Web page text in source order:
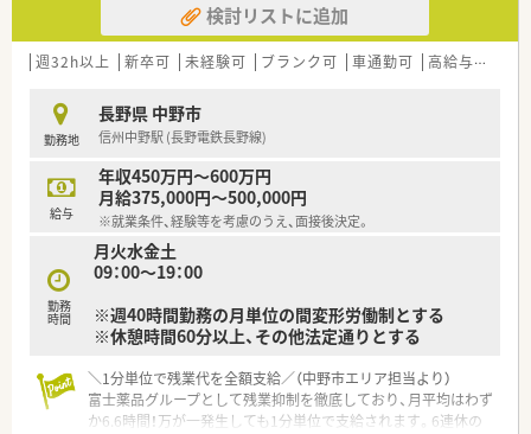
検討リストに追加
週32h以上 新卒可 未経験可 ブランク可 車通勤可 高給与(600万円以上)
勤務地
長野県 中野市
信州中野駅 (長野電鉄長野線)
給与
年収450万円～600万円
月給375,000円～500,000円
※就業条件、経験等を考慮のうえ、面接後決定。
勤務
時間
月火水金土
09：00～19：00
※週40時間勤務の月単位の間変形労働制とする
※休憩時間60分以上、その他法定通りとする
＼1分単位で残業代を全額支給／（中野市エリア担当より）
富士薬品グループとして残業抑制を徹底しており、月平均はわず
か6.6時間！万が一発生しても1分単位で支給されます。6連休の